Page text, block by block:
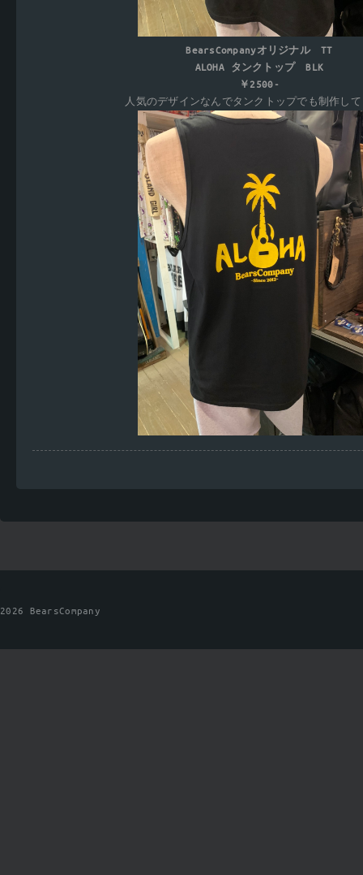
BearsCompanyオリジナル TT
ALOHA タンクトップ BLK
￥2500-
人気のデザインなんでタンクトップでも制作し
2026 BearsCompany